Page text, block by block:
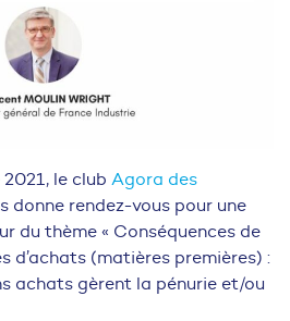
le club Agora des
donne rendez-vous pour une
du thème « Conséquences de
d’achats (matières premières) :
achats gèrent la pénurie et/ou